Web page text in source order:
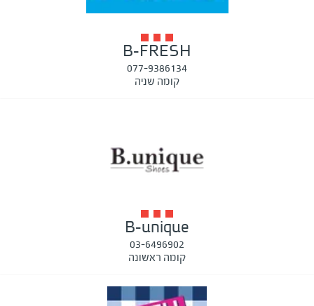
B-FRESH
077-9386134
קומה שניה
B-unique
03-6496902
קומה ראשונה